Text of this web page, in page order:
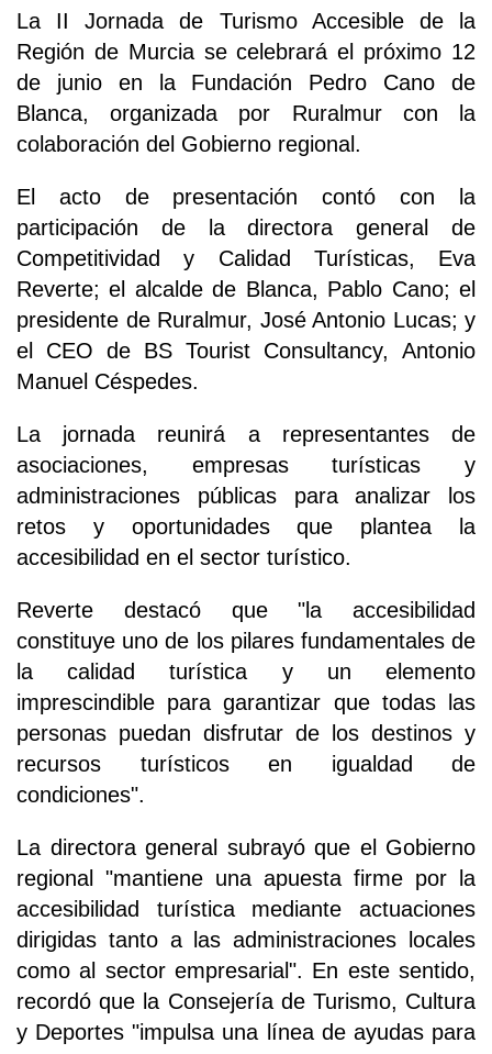
La II Jornada de Turismo Accesible de la
Región de Murcia se celebrará el próximo 12
de junio en la Fundación Pedro Cano de
Blanca, organizada por Ruralmur con la
colaboración del Gobierno regional.
El acto de presentación contó con la
participación de la directora general de
Competitividad y Calidad Turísticas, Eva
Reverte; el alcalde de Blanca, Pablo Cano; el
presidente de Ruralmur, José Antonio Lucas; y
el CEO de BS Tourist Consultancy, Antonio
Manuel Céspedes.
La jornada reunirá a representantes de
asociaciones, empresas turísticas y
administraciones públicas para analizar los
retos y oportunidades que plantea la
accesibilidad en el sector turístico.
Reverte destacó que "la accesibilidad
constituye uno de los pilares fundamentales de
la calidad turística y un elemento
imprescindible para garantizar que todas las
personas puedan disfrutar de los destinos y
recursos turísticos en igualdad de
condiciones".
La directora general subrayó que el Gobierno
regional "mantiene una apuesta firme por la
accesibilidad turística mediante actuaciones
dirigidas tanto a las administraciones locales
como al sector empresarial". En este sentido,
recordó que la Consejería de Turismo, Cultura
y Deportes "impulsa una línea de ayudas para